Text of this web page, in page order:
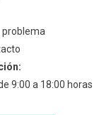
problema
9:00 a 18:00 horas